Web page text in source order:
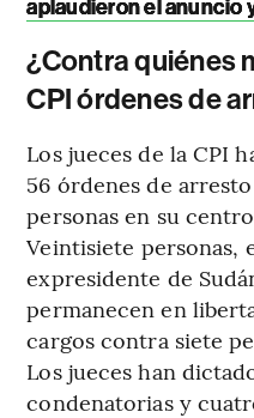
aplaudieron el anuncio
¿Contra quiénes
CPI órdenes de
Los jueces de la CPI
56 órdenes de
personas en su
Veintisiete personas,
expresidente de
permanecen en
cargos contra siete
Los jueces han
condenatorias y